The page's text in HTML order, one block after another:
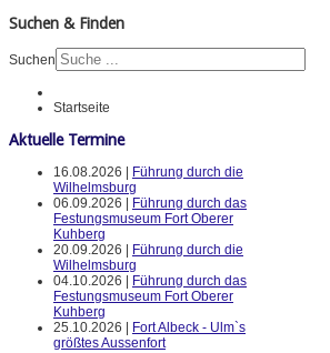
Suchen & Finden
Suchen
Startseite
Aktuelle Termine
16.08.2026 |
Führung durch die
Wilhelmsburg
06.09.2026 |
Führung durch das
Festungsmuseum Fort Oberer
Kuhberg
20.09.2026 |
Führung durch die
Wilhelmsburg
04.10.2026 |
Führung durch das
Festungsmuseum Fort Oberer
Kuhberg
25.10.2026 |
Fort Albeck - Ulm`s
größtes Aussenfort